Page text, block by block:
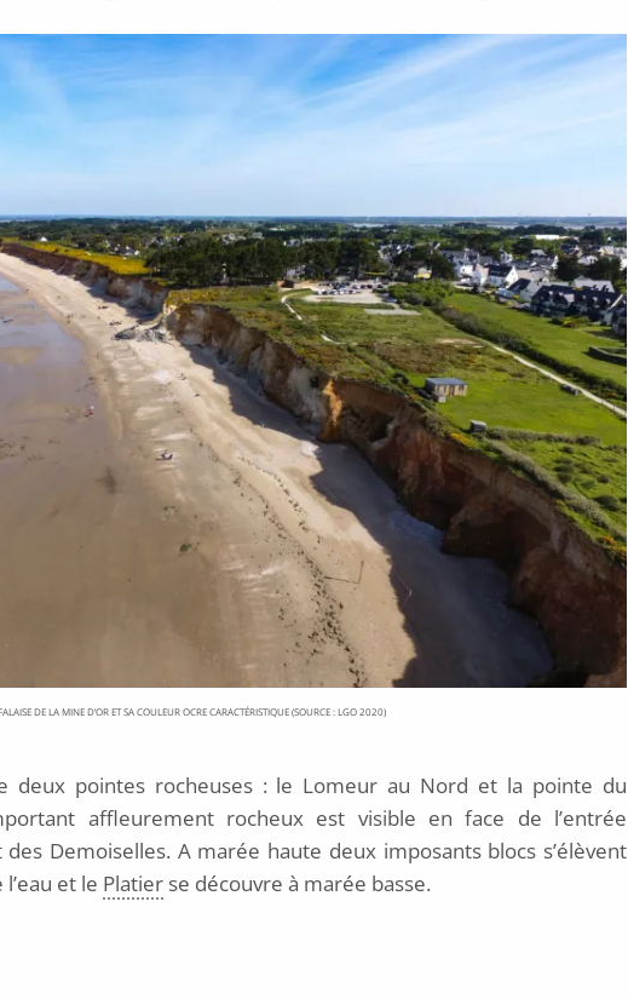
DE LA MINE D’OR ET SA COULEUR OCRE CARACTÉRISTIQUE (SOURCE : LGO 2020)
deux pointes rocheuses : le Lomeur au Nord et la pointe du
affleurement rocheux est visible en face de l’entrée
des Demoiselles. A marée haute deux imposants blocs s’élèvent
et le Platier se découvre à marée basse.